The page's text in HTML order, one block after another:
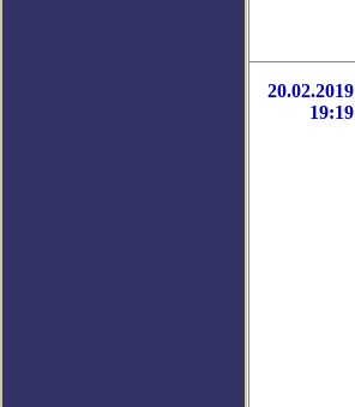
20.02.2019
19:19